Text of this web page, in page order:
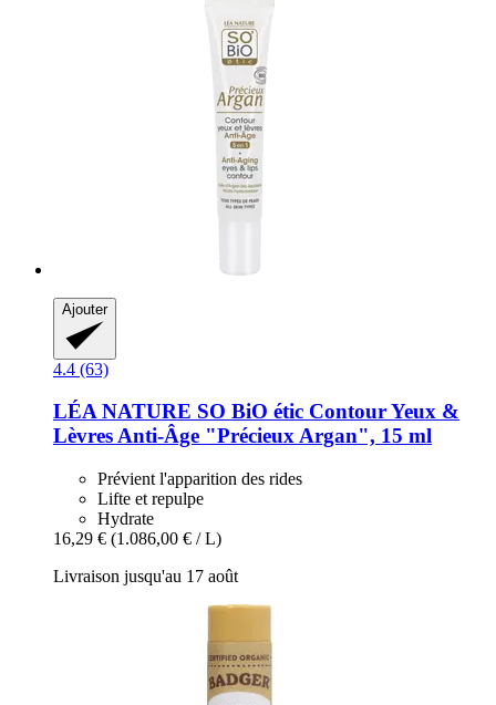
Ajouter
4.4 (63)
LÉA NATURE SO BiO étic Contour Yeux &
Lèvres Anti-​Âge "Précieux Argan", 15 ml
Prévient l'apparition des rides
Lifte et repulpe
Hydrate
16,29 € (1.086,00 € / L)
Livraison jusqu'au 17 août